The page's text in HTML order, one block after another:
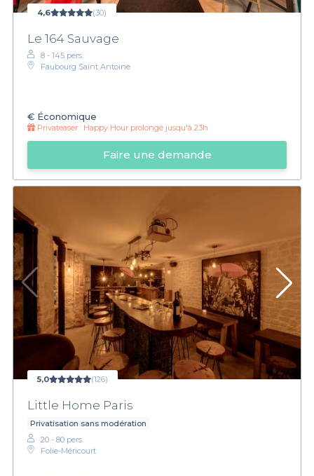
4,6 (30)
Le 164 Sauvage
8 - 145 pers.
Faubourg Saint Antoine
€ Économique
Privateaser : Happy Hour prolongé jusqu'à 23h
Faire une demande
5,0 (126)
Little Home Paris
Privatisation sans modération
20 - 80 pers.
Folie-Méricourt